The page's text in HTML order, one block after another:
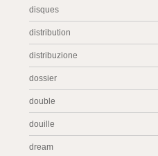
disques
distribution
distribuzione
dossier
double
douille
dream